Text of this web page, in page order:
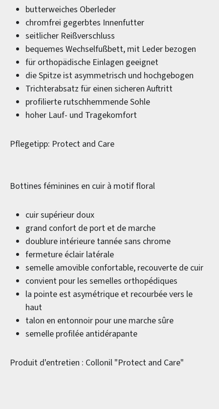
butterweiches Oberleder
chromfrei gegerbtes Innenfutter
seitlicher Reißverschluss
bequemes Wechselfußbett, mit Leder bezogen
für orthopädische Einlagen geeignet
die Spitze ist asymmetrisch und hochgebogen
Trichterabsatz für einen sicheren Auftritt
profilierte rutschhemmende Sohle
hoher Lauf- und Tragekomfort
Pflegetipp: Protect and Care
Bottines féminines en cuir à motif floral
cuir supérieur doux
grand confort de port et de marche
doublure intérieure tannée sans chrome
fermeture éclair latérale
semelle amovible confortable, recouverte de cuir
convient pour les semelles orthopédiques
la pointe est asymétrique et recourbée vers le
haut
talon en entonnoir pour une marche sûre
semelle profilée antidérapante
Produit d'entretien : Collonil "Protect and Care"